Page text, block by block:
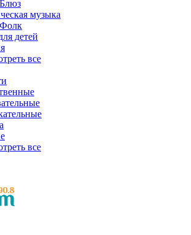
музыка
детей
все
все